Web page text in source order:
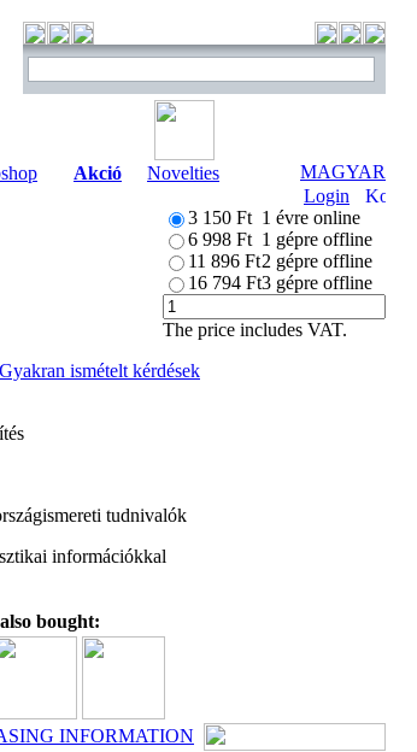
Akció Novelties
MAGYAR
Login
3 150 Ft 1 évre online
6 998 Ft 1 gépre offline
11 896 Ft2 gépre offline
16 794 Ft3 gépre offline
The price includes VAT.
Gyakran ismételt kérdések
tudnivalók
információkkal
bought:
INFORMATION